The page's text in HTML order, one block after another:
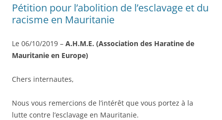
Pétition pour l’abolition de l’esclavage et du
racisme en Mauritanie
Le 06/10/2019 – A.H.M.E. (Association des Haratine de
Mauritanie en Europe)
Chers internautes,
Nous vous remercions de l’intérêt que vous portez à la
lutte contre l’esclavage en Mauritanie.